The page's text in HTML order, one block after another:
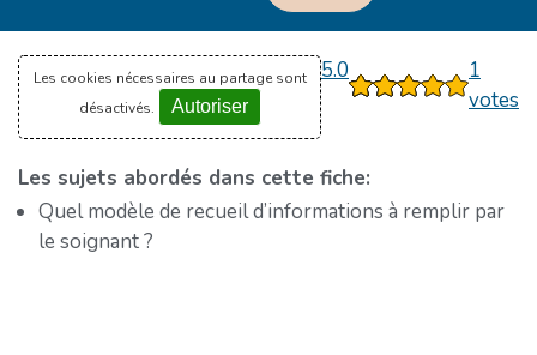
Les cookies nécessaires au partage sont
désactivés.
Autoriser
5.0
1
2
3
4
5
1
votes
Les sujets abordés dans cette fiche:
Quel modèle de recueil d’informations à remplir par
le soignant ?